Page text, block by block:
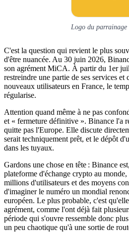
Logo du parrainage
C'est la question qui revient le plus
d'être nuancée. Au 30 juin 2026,
son agrément MiCA. À partir du 1er
restreindre une partie de ses services et
nouveaux utilisateurs en France, le
régularise.
Attention quand même à ne pas
et « fermeture définitive ». Binance l'a
quitte pas l'Europe. Elle discute
serait techniquement prêt, et le dépôt
dans les tuyaux.
Gardons une chose en tête : Binance
plateforme d'échange crypto au monde,
millions d'utilisateurs et des moyens
d'imaginer le numéro un mondial
européen. Le plus probable, c'est
agrément, comme l'ont déjà fait
période qui s'ouvre ressemble donc
un peu chaotique qu'à une sortie de